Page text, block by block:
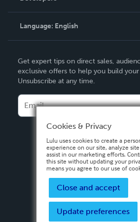
Knowledge Base
Contact Support
Language: English
Deutsch
Français
Italiano
Español
Get expert tips on direct sales,
exclusive offers to help you build your
Unsubscribe at any time.
Privacy PolicyTerms &
Cookies & Privacy
Lulu uses cookies to create a
experience on our site, analyze
assist in our marketing efforts.
this site without updating your
means you agree to our use of
Close and accept
Update preferences